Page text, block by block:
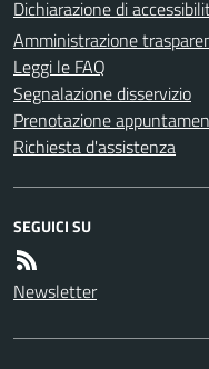
Dichiarazione di
Amministrazione
Leggi le FAQ
Segnalazione disservizio
Prenotazione
Richiesta d'assistenza
SEGUICI SU
Newsletter